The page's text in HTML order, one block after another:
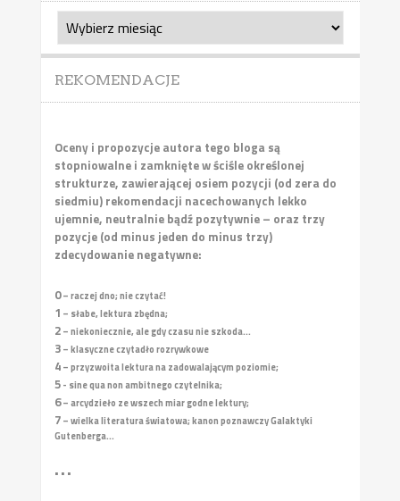
Recenzje
archiwalne
REKOMENDACJE
Oceny i propozycje autora tego bloga są
stopniowalne i zamknięte w ściśle określonej
strukturze, zawierającej osiem pozycji (od zera do
siedmiu) rekomendacji nacechowanych lekko
ujemnie, neutralnie bądź pozytywnie – oraz trzy
pozycje (od minus jeden do minus trzy)
zdecydowanie negatywne:
0– raczej dno; nie czytać!
1 – słabe, lektura zbędna;
2– niekoniecznie, ale gdy czasu nie szkoda...
3– klasyczne czytadło rozrywkowe
4– przyzwoita lektura na zadowalającym poziomie;
5- sine qua non ambitnego czytelnika;
6– arcydzieło ze wszech miar godne lektury;
7– wielka literatura światowa; kanon poznawczy Galaktyki
Gutenberga...
• • •